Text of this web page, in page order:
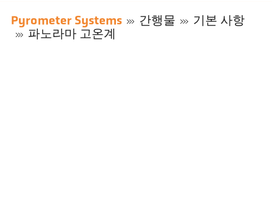
Pyrometer Systems 간행물
기본 사항
파노라마 고온계